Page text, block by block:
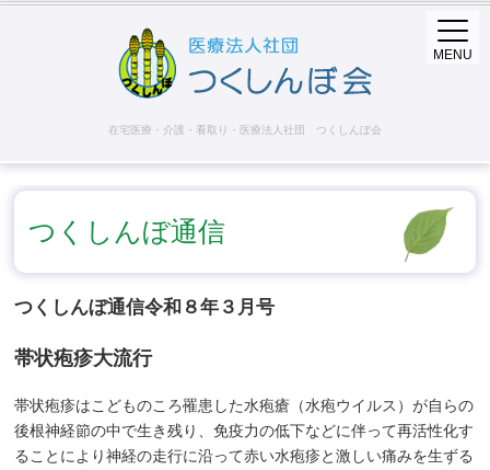
在宅医療・介護・看取り・医療法人社団 つくしんぼ会
MENU
つくしんぼ通信
つくしんぼ通信令和８年３月号
帯状疱疹大流行
帯状疱疹はこどものころ罹患した水疱瘡（水疱ウイルス）が自らの
後根神経節の中で生き残り、免疫力の低下などに伴って再活性化す
ることにより神経の走行に沿って赤い水疱疹と激しい痛みを生ずる